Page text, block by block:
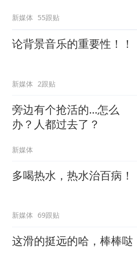
新媒体 55跟贴
论背景音乐的重要性！！
新媒体 2跟贴
旁边有个抢活的…怎么
办？人都过去了？
新媒体
多喝热水，热水治百病！
新媒体 69跟贴
这滑的挺远的哈，棒棒哒